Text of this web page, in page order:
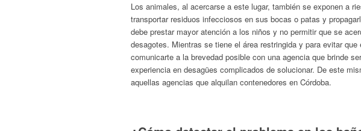
Los animales, al acercarse a este lugar, también se exponen a
transportar residuos infecciosos en sus bocas o patas y
debe prestar mayor atención a los niños y no permitir que se
desagotes. Mientras se tiene el área restringida y para evitar
comunicarte a la brevedad posible con una agencia que brinde
experiencia en desagües complicados de solucionar. De este
aquellas agencias que alquilan contenedores en Córdoba.